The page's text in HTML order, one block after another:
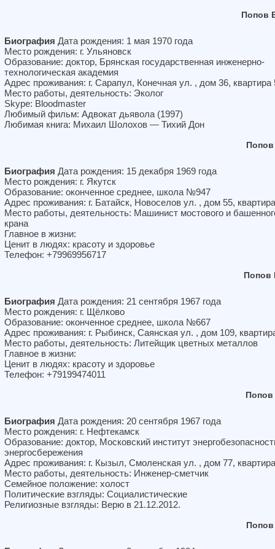
Попов
Биография Дата рождения: 1 мая 1970 года
Место рождения: г. Ульяновск
Образование: доктор, Брянская государственная инженерно-
технологическая академия
Адрес проживания: г. Сарапул, Конечная ул. , дом 36, квартира
Место работы, деятельность: Эколог
Skype: Bloodmaster
Любимый фильм: Адвокат дьявола (1997)
Любимая книга: Михаил Шолохов — Тихий Дон
Попов
Биография Дата рождения: 15 декабря 1969 года
Место рождения: г. Якутск
Образование: оконченное среднее, школа №947
Адрес проживания: г. Батайск, Новоселов ул. , дом 55,
Место работы, деятельность: Машинист мостового и
крана
Главное в жизни:
Ценит в людях: красоту и здоровье
Телефон: +79969956717
Попов
Биография Дата рождения: 21 сентября 1967 года
Место рождения: г. Щёлково
Образование: оконченное среднее, школа №667
Адрес проживания: г. Рыбинск, Саянская ул. , дом 109,
Место работы, деятельность: Литейщик цветных металлов
Главное в жизни:
Ценит в людях: красоту и здоровье
Телефон: +79199474011
Попов
Биография Дата рождения: 20 сентября 1967 года
Место рождения: г. Нефтекамск
Образование: доктор, Московский институт
энергосбережения
Адрес проживания: г. Кызыл, Смоленская ул. , дом 77,
Место работы, деятельность: Инженер-сметчик
Семейное положение: холост
Политические взгляды: Социалистические
Религиозные взгляды: Верю в 21.12.2012.
Попов